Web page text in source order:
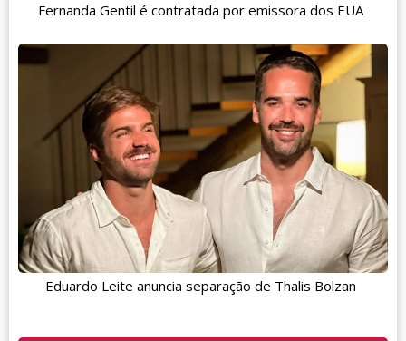
Fernanda Gentil é contratada por emissora dos EUA
Eduardo Leite anuncia separação de Thalis Bolzan